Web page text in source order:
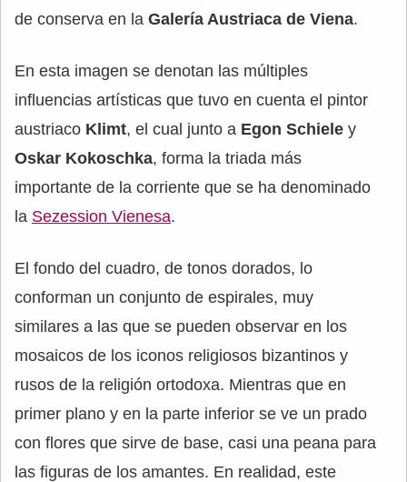
de conserva en la Galería Austriaca de Viena.
En esta imagen se denotan las múltiples
influencias artísticas que tuvo en cuenta el pintor
austriaco Klimt, el cual junto a Egon Schiele y
Oskar Kokoschka, forma la triada más
importante de la corriente que se ha denominado
la Sezession Vienesa.
El fondo del cuadro, de tonos dorados, lo
conforman un conjunto de espirales, muy
similares a las que se pueden observar en los
mosaicos de los iconos religiosos bizantinos y
rusos de la religión ortodoxa. Mientras que en
primer plano y en la parte inferior se ve un prado
con flores que sirve de base, casi una peana para
las figuras de los amantes. En realidad, este